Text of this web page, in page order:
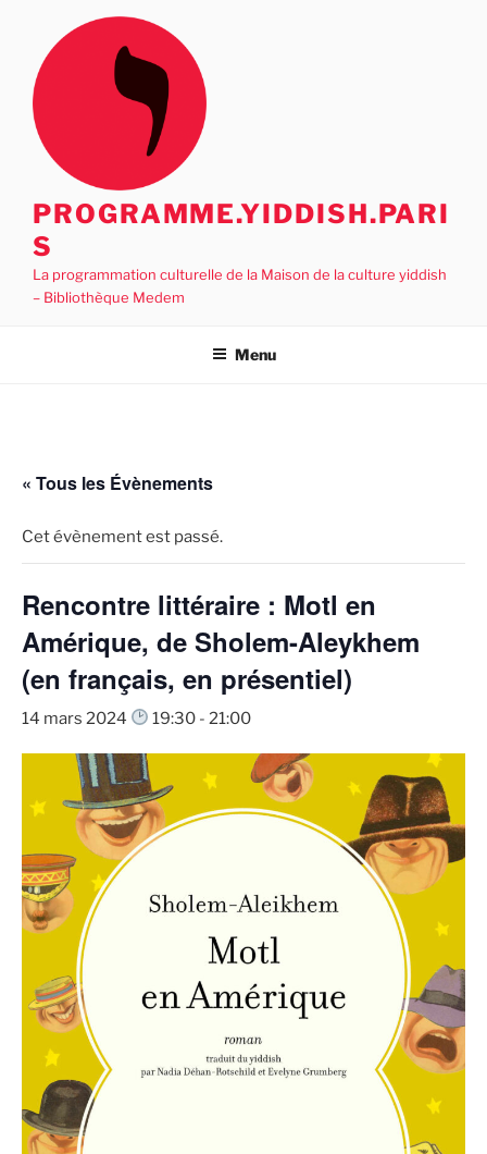
contenu
principal
PROGRAMME.YIDDISH.PARI
S
La programmation culturelle de la Maison de la culture yiddish
– Bibliothèque Medem
Menu
« Tous les Évènements
Cet évènement est passé.
Rencontre littéraire : Motl en
Amérique, de Sholem-Aleykhem
(en français, en présentiel)
14 mars 2024 19:30 - 21:00